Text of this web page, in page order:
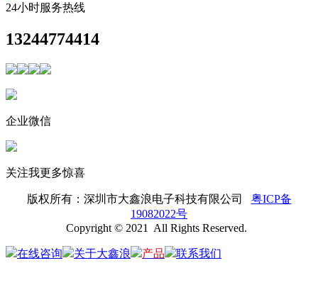
24小时服务热线
13244774414
企业微信
关注我更多惊喜
版权所有： 深圳市大鑫浪电子科技有限公司
粤ICP备
19082022号
Copyright © 2021 All Rights Reserved.
在线咨询 关于大鑫浪 产品 联系我们